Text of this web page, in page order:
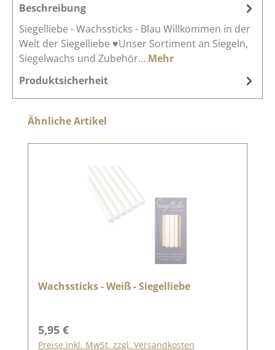
Beschreibung
Siegelliebe - Wachssticks - Blau Willkommen in der
Welt der Siegelliebe ♥Unser Sortiment an Siegeln,
Siegelwachs und Zubehör… Mehr
Produktsicherheit
Produktgalerie überspringen
Ähnliche Artikel
Wachssticks - Weiß - Siegelliebe
Regulärer Preis:
5,95 €
Preise inkl. MwSt. zzgl. Versandkosten